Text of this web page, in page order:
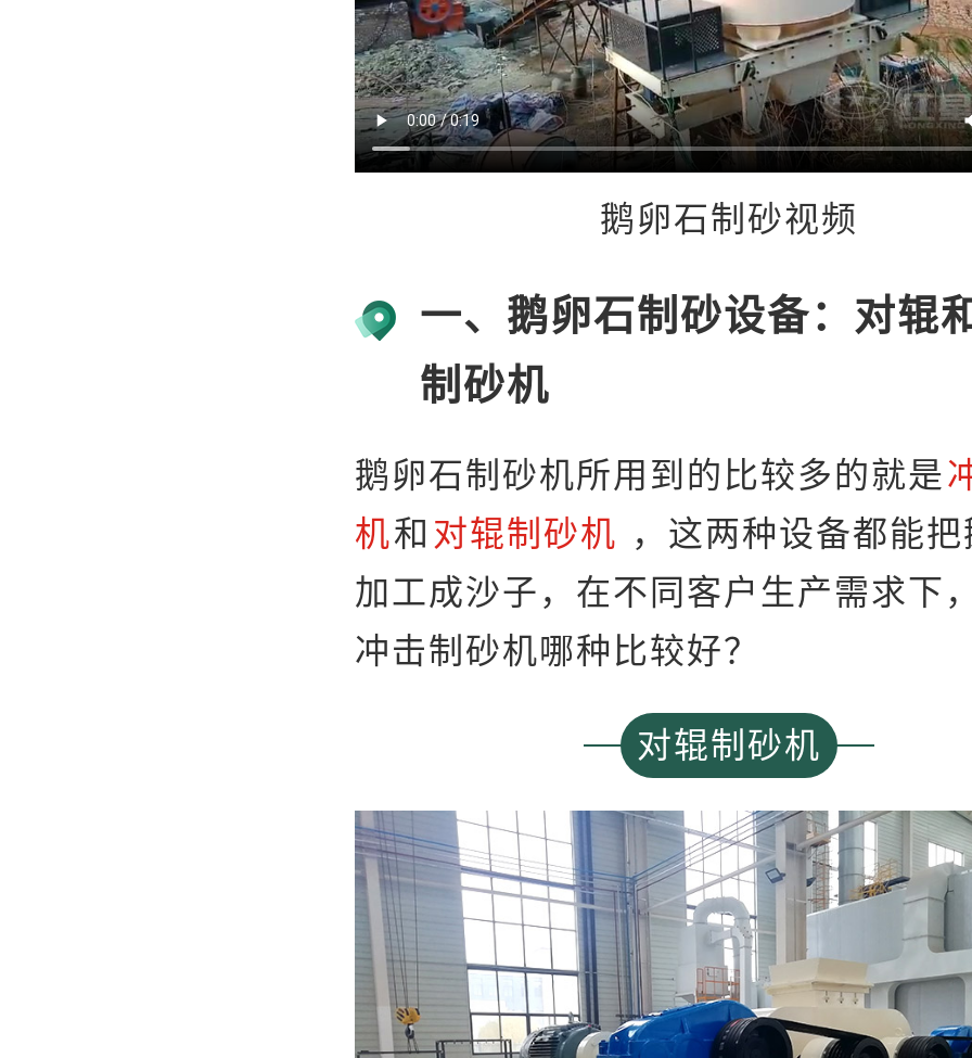
鹅卵石制砂视频
一、鹅卵石制砂设备：对辊
制砂机
鹅卵石制砂机所用到的比较多的就是
机和 对辊制砂机 ，这两种设备都能
加工成沙子，在不同客户生产需求下
冲击制砂机哪种比较好？
对辊制砂机